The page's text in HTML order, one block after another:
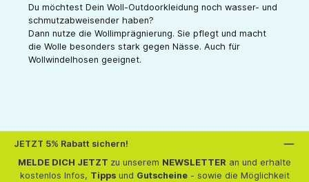
Du möchtest Dein Woll-Outdoorkleidung noch wasser- und
schmutzabweisender haben?
Dann nutze die Wollimprägnierung. Sie pflegt und macht
die Wolle besonders stark gegen Nässe. Auch für
Wollwindelhosen geeignet.
JETZT 5% Rabatt sichern!
MELDE DICH JETZT zu unserem NEWSLETTER an und erhalte
kostenlos Infos, Tippsund Gutscheine- sowie die Möglichkeit